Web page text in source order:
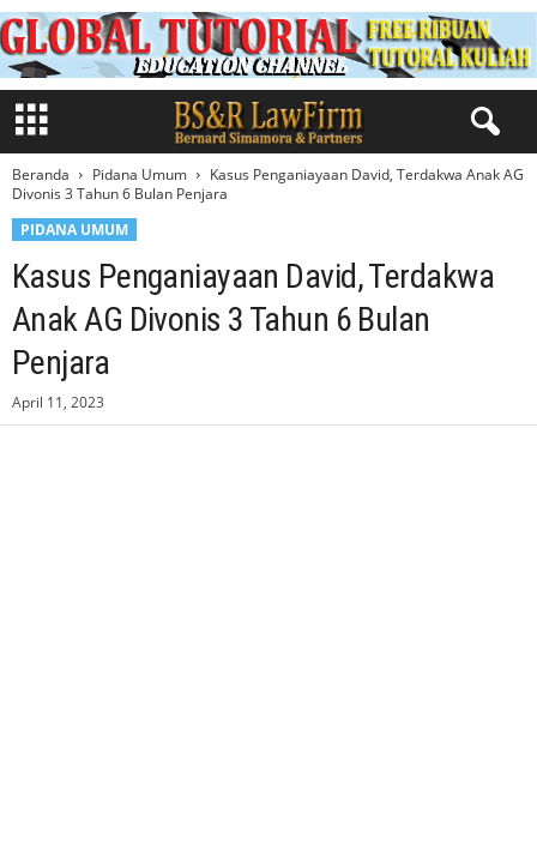
Beranda Pidana Umum
Kasus Penganiayaan David, Terdakwa Anak AG
Divonis 3 Tahun 6 Bulan Penjara
PIDANA UMUM
Kasus Penganiayaan David, Terdakwa
Anak AG Divonis 3 Tahun 6 Bulan
Penjara
April 11, 2023